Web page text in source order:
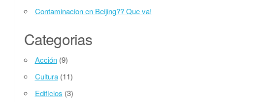
Contaminacion en Beijing?? Que va!
Categorias
Acción(9)
Cultura(11)
Edificios (3)